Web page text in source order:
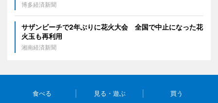
博多経済新聞
サザンビーチで2年ぶりに花火大会 全国で中止になった花
火玉も再利用
湘南経済新聞
食べる 見る・遊ぶ 買う